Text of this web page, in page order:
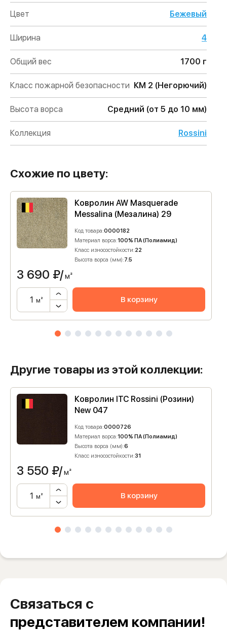
Цвет Бежевый
Ширина 4
Общий вес 1700 г
Класс пожарной безопасности КМ 2 (Негорючий)
Высота ворса Средний (от 5 до 10 мм)
Коллекция Rossini
Схожие по цвету:
Ковролин AW Masquerade
Messalina (Мезалина) 29
Код товара:0000182
Материал ворса:100% ПА (Полиамид)
Класс износостойкости:22
Высота ворса (мм):7.5
3 690 ₽/м²
м² В корзину
Другие товары из этой коллекции:
Ковролин ITC Rossini (Розини)
New 047
Код товара:0000726
Материал ворса:100% ПА (Полиамид)
Высота ворса (мм):6
Класс износостойкости:31
3 550 ₽/м²
м² В корзину
Связаться с
представителем компании!